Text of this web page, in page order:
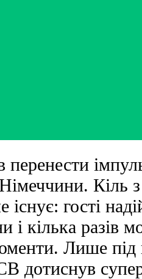
перенести
існує: гості
і кілька разів
Лише під
дотиснув